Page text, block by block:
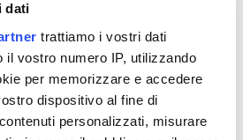
dati
trattiamo i vostri dati
il vostro numero IP, utilizzando
per memorizzare e accedere
dispositivo al fine di
personalizzati, misurare